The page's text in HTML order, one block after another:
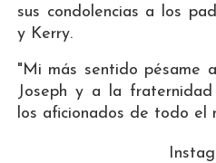
sus condolencias a los
y Kerry.
"Mi más sentido pésame
Joseph y a la
los aficionados de todo el